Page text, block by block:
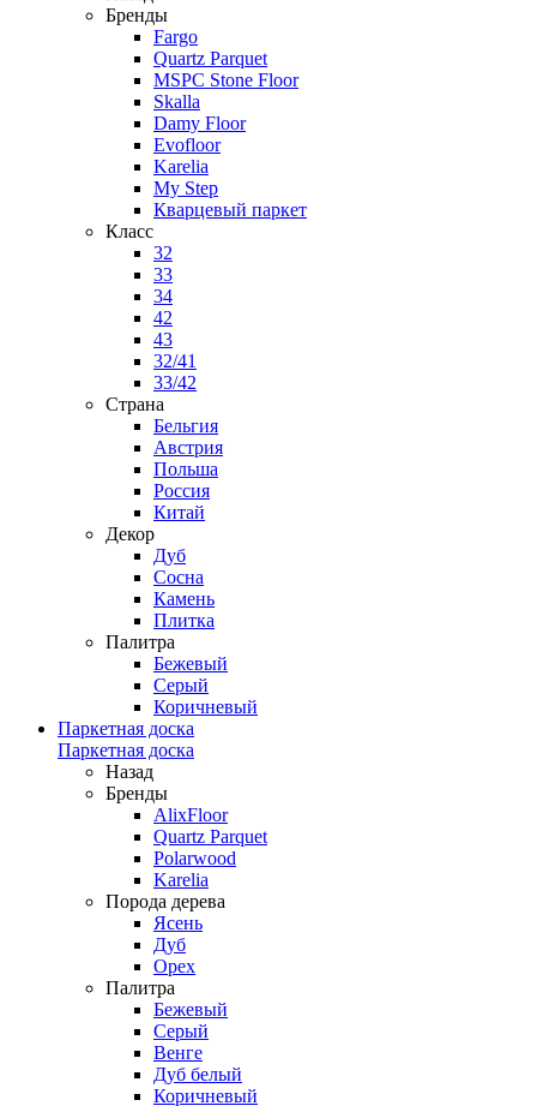
Бренды
Fargo
Quartz Parquet
MSPC Stone Floor
Skalla
Damy Floor
Evofloor
Karelia
My Step
Кварцевый паркет
Класс
32
33
34
42
43
32/41
33/42
Страна
Бельгия
Австрия
Польша
Россия
Китай
Декор
Дуб
Сосна
Камень
Плитка
Палитра
Бежевый
Серый
Коричневый
Паркетная доска
Паркетная доска
Назад
Бренды
AlixFloor
Quartz Parquet
Polarwood
Karelia
Порода дерева
Ясень
Дуб
Орех
Палитра
Бежевый
Серый
Венге
Дуб белый
Коричневый